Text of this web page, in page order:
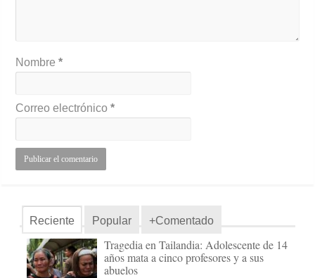
Nombre*
Correo electrónico*
Reciente Popular +Comentado
Tragedia en Tailandia: Adolescente de 14
años mata a cinco profesores y a sus
abuelos